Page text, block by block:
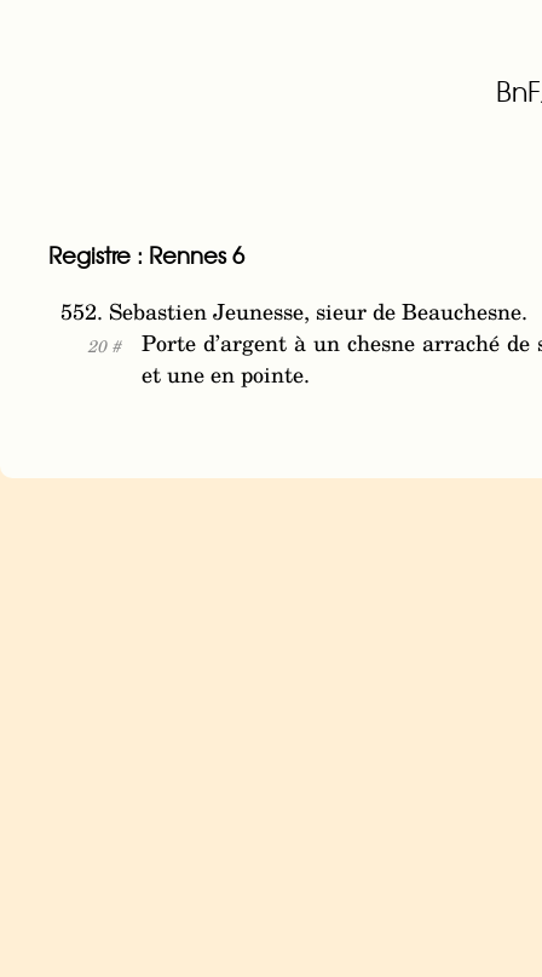
Registre : Rennes 6
552. Sebastien Jeunesse, sieur de Beauchesne.
20 #
Porte d’argent à un chesne arraché
et une en pointe.